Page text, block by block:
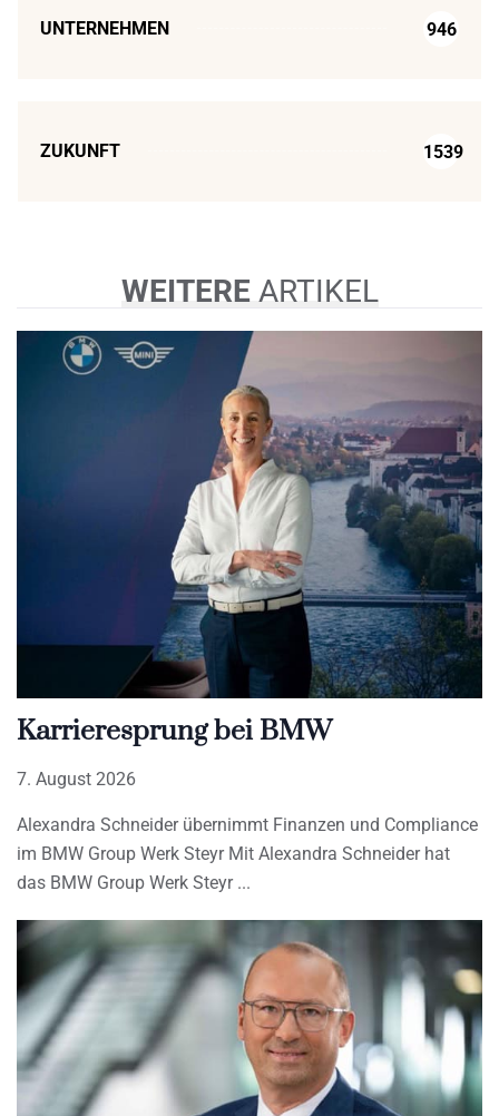
UNTERNEHMEN 946
ZUKUNFT 1539
WEITEREARTIKEL
Karrieresprung bei BMW
7. August 2026
Alexandra Schneider übernimmt Finanzen und Compliance
im BMW Group Werk Steyr Mit Alexandra Schneider hat
das BMW Group Werk Steyr